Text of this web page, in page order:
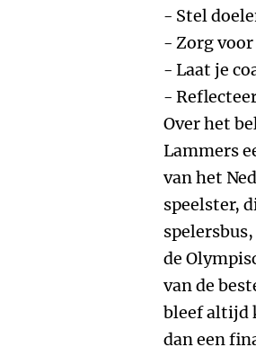
- Stel
- Zorg
- Laat je
-
Over het
Lammers
van het
speelster,
de
van de
bleef altijd
dan een